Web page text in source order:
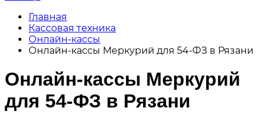
Главная
Кассовая техника
Онлайн-кассы
Онлайн-кассы Меркурий для 54-ФЗ в Рязани
Онлайн-кассы Меркурий
для 54-ФЗ в Рязани